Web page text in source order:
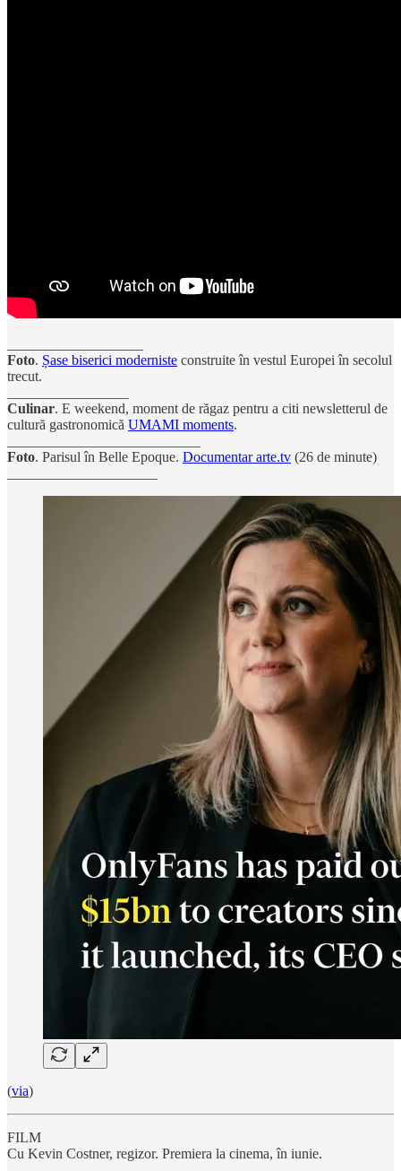
Foto. Șase biserici moderniste construite în vestul Europei în secolul
trecut.
Culinar. E weekend, moment de răgaz pentru a citi newsletterul de
cultură gastronomică UMAMI moments.
Foto. Parisul în Belle Epoque. Documentar arte.tv (26 de minute)
(via)
FILM
Cu Kevin Costner, regizor. Premiera la cinema, în iunie.